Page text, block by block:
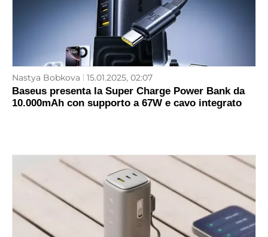
Nastya Bobkova 15.01.2025, 02:07
Baseus presenta la Super Charge Power Bank da
10.000mAh con supporto a 67W e cavo integrato